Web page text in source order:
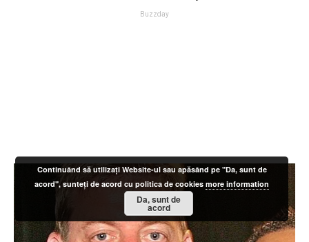
Continuând să utilizați Website-ul sau apăsând pe "Da, sunt de
acord", sunteți de acord cu politica de cookiesmore information
Da, sunt de
acord